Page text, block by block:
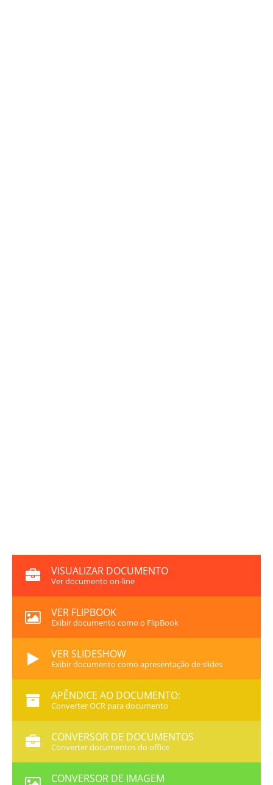
VISUALIZAR DOCUMENTO
Ver documento on-line
VER FLIPBOOK
Exibir documento como o FlipBook
VER SLIDESHOW
Exibir documento como apresentação de slides
APÊNDICE AO DOCUMENTO:
Converter OCR para documento
CONVERSOR DE DOCUMENTOS
Converter documentos do office
CONVERSOR DE IMAGEM